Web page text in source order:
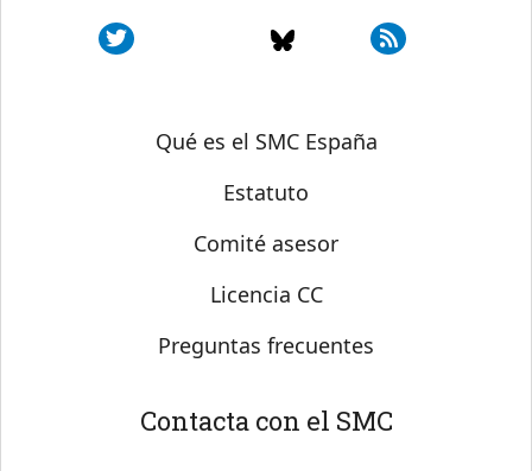
Sobre SMC España
Qué es el SMC España
Estatuto
Comité asesor
Licencia CC
Preguntas frecuentes
Contacta con el SMC